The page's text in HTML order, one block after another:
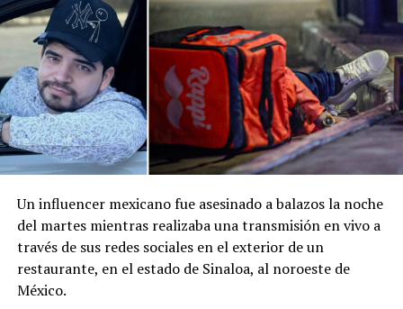
Facebook
Me gusta esto:
Un influencer mexicano fue asesinado a balazos la noche
del martes mientras realizaba una transmisión en vivo a
través de sus redes sociales en el exterior de un
restaurante, en el estado de Sinaloa, al noroeste de
México.